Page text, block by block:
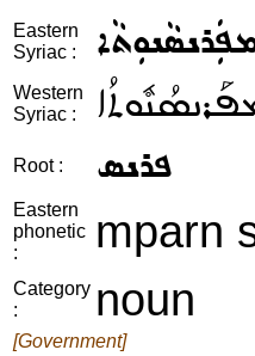
Eastern
Syriac :
Western
Syriac :
Root : ܦܪܢܣ
Eastern
phonetic
:
mparn
Category
:
noun
[Government]